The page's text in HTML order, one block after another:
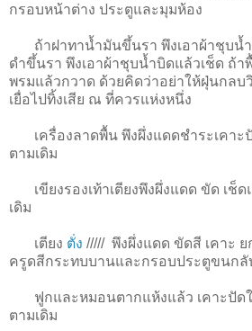
กรอบหน้าต่าง ประตูและมุมห้อง
ถ้าฝาทาน้ำมันขึ้นรา พึงเอาผ้าชุบน้
ดำขึ้นรา พึงเอาผ้าชุบน้ำบิดแล้วเช็ด ถ้า
พรมแล้วกวาด ด้วยคิดว่าอย่าให้ฝุ่นกลบ
เยื่อไปทิ้งเสีย ณ ที่ควรแห่งหนึ่ง
เครื่องลาดพื้น พึงผึ่งแดดชำระเคา
ตามเดิม
เขียงรองเท้าเตียงพึงผึ่งแดด ขัด เช็
เดิม
เตียง ตั่ง ///// พึงผึ่งแดด ขัดสี เคาะ
ครูดสีกระทบบานและกรอบประตูขนกลั
ฟูกและหมอนตากแห้งแล้ว เคาะปัด
ตามเดิม